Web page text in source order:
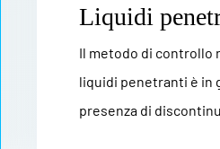
Liquidi
Il metodo di
liquidi penetranti è in
presenza di